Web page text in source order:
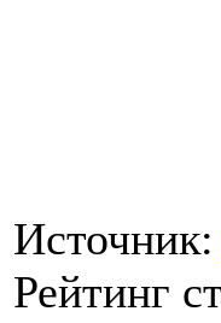
Источник:
Рейтинг